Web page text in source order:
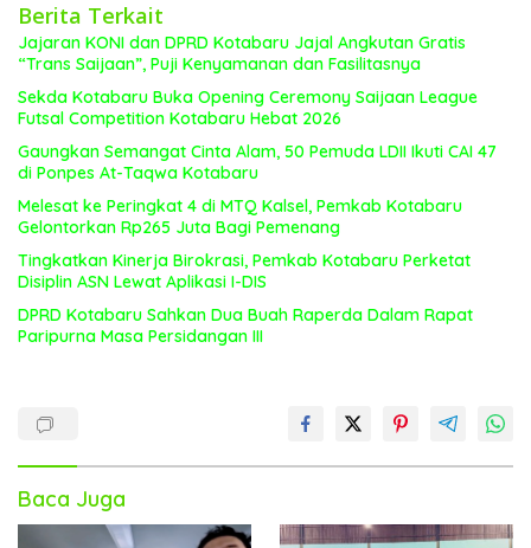
Berita Terkait
Jajaran KONI dan DPRD Kotabaru Jajal Angkutan Gratis
“Trans Saijaan”, Puji Kenyamanan dan Fasilitasnya
Sekda Kotabaru Buka Opening Ceremony Saijaan League
Futsal Competition Kotabaru Hebat 2026
Gaungkan Semangat Cinta Alam, 50 Pemuda LDII Ikuti CAI 47
di Ponpes At-Taqwa Kotabaru
Melesat ke Peringkat 4 di MTQ Kalsel, Pemkab Kotabaru
Gelontorkan Rp265 Juta Bagi Pemenang
Tingkatkan Kinerja Birokrasi, Pemkab Kotabaru Perketat
Disiplin ASN Lewat Aplikasi I-DIS
DPRD Kotabaru Sahkan Dua Buah Raperda Dalam Rapat
Paripurna Masa Persidangan III
Baca Juga